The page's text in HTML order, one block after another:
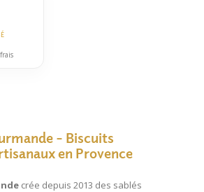
– Biscuits
en Provence
crée depuis 2013 des sablés